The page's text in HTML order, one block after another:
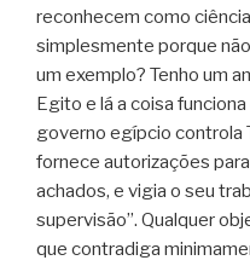
reconhecem como
simplesmente porque
um exemplo? Tenho um
Egito e lá a coisa
governo egípcio controla
fornece autorizações
achados, e vigia o seu
supervisão”. Qualquer
que contradiga